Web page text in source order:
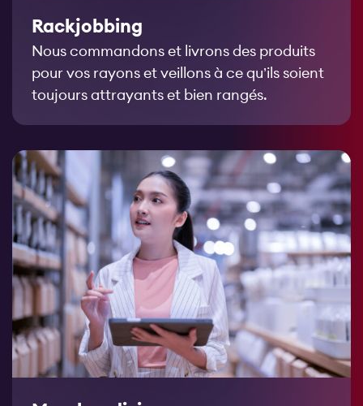
Rackjobbing
Nous commandons et livrons des produits
pour vos rayons et veillons à ce qu’ils soient
toujours attrayants et bien rangés.